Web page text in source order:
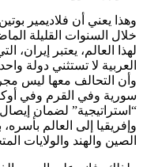
وهذا يعني أن فلاديمير
خلال السنوات القليلة
لهذا العالم، يعتبر إيران،
العربية لا تستثني دولة
وأن التحالف معها ليس
سورية وفي القرم وفي
“استراتيجية” لضمان
وإفريقيا إلى العالم
الصين والهند والولايات